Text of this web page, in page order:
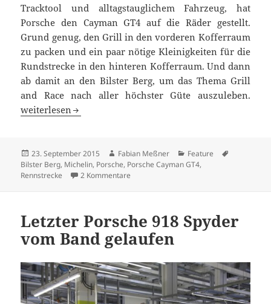
Tracktool und alltagstauglichem Fahrzeug, hat
Porsche den Cayman GT4 auf die Räder gestellt.
Grund genug, den Grill in den vorderen Kofferraum
zu packen und ein paar nötige Kleinigkeiten für die
Rundstrecke in den hinteren Kofferraum. Und dann
ab damit an den Bilster Berg, um das Thema Grill
and Race nach aller höchster Güte auszuleben.
Grill and Race: Am Bilster Berg mit dem Porsche Cayman
weiterlesen
Veröffentlicht
am
23. September 2015 Autor
Fabian Meßner Kategorien
Feature
Bilster Berg, Michelin, Porsche, Porsche Cayman GT4,
Rennstrecke
2 Kommentare
Letzter Porsche 918 Spyder
vom Band gelaufen